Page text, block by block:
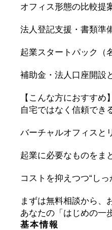
オフィス形態の比較提
法人登記支援・書類準
起業スタートパック（
補助金・法人口座開設
【こんな方におすすめ】
自宅ではなく信頼でき
バーチャルオフィスと
起業に必要なものをま
コストを抑えつつ“し
まずは無料相談から、
あなたの「はじめの一
基本情報